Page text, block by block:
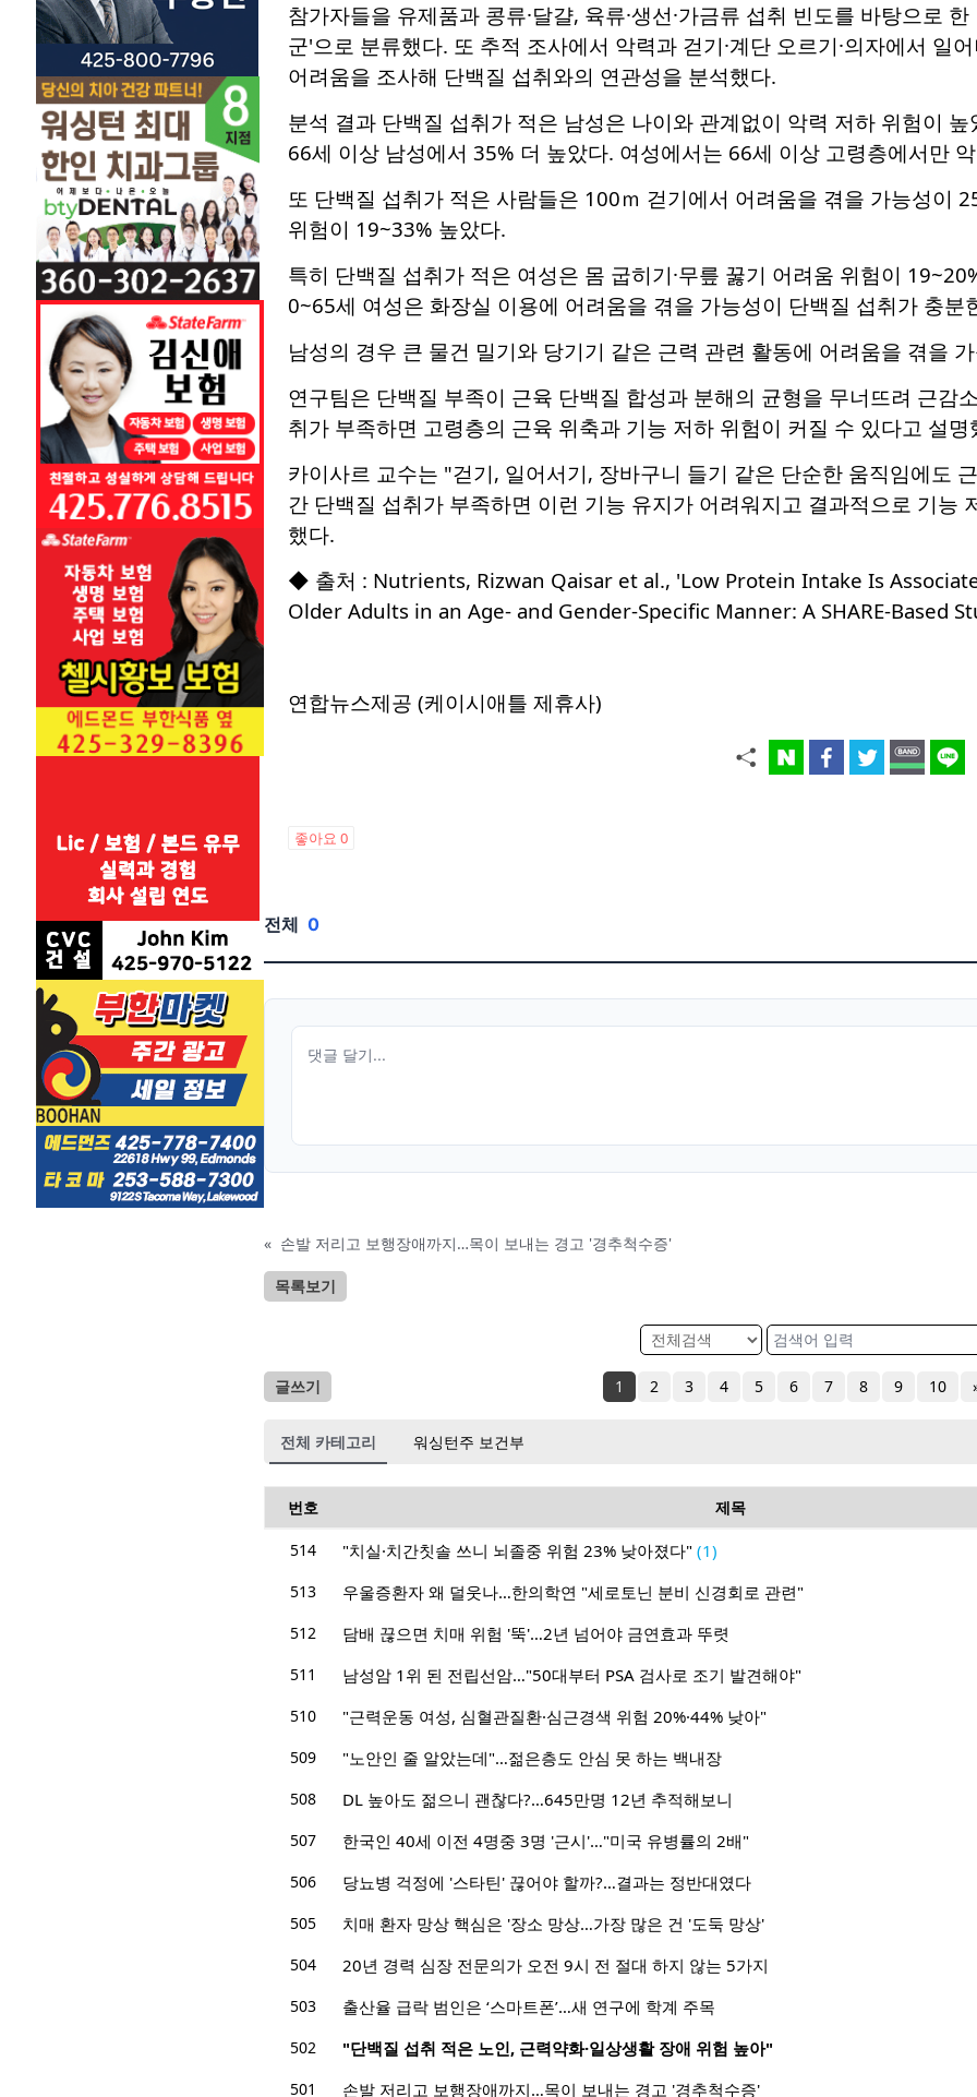
참가자들을 유제품과 콩류·달걀, 육류·생선·가금류 섭취 빈도를 바탕으로
군'으로 분류했다. 또 추적 조사에서 악력과 걷기·계단 오르기·의자에서 일
어려움을 조사해 단백질 섭취와의 연관성을 분석했다.
분석 결과 단백질 섭취가 적은 남성은 나이와 관계없이 악력 저하 위험이
66세 이상 남성에서 35% 더 높았다. 여성에서는 66세 이상 고령층에서만
또 단백질 섭취가 적은 사람들은 100ｍ 걷기에서 어려움을 겪을 가능성이
위험이 19~33% 높았다.
특히 단백질 섭취가 적은 여성은 몸 굽히기·무릎 꿇기 어려움 위험이
0~65세 여성은 화장실 이용에 어려움을 겪을 가능성이 단백질 섭취가 충분
남성의 경우 큰 물건 밀기와 당기기 같은 근력 관련 활동에 어려움을 겪을
연구팀은 단백질 부족이 근육 단백질 합성과 분해의 균형을 무너뜨려 근감
취가 부족하면 고령층의 근육 위축과 기능 저하 위험이 커질 수 있다고 설명
카이사르 교수는 "걷기, 일어서기, 장바구니 들기 같은 단순한 움직임에도
간 단백질 섭취가 부족하면 이런 기능 유지가 어려워지고 결과적으로 기능
했다.
◆ 출처 : Nutrients, Rizwan Qaisar et al., 'Low Protein Intake Is
Older Adults in an Age- and Gender-Specific Manner: A SHARE-Based
연합뉴스제공 (케이시애틀 제휴사)
좋아요 0
전체 0
« 손발 저리고 보행장애까지…목이 보내는 경고 '경추척수증'
목록보기
글쓰기 1 2 3 4 5 6 7 8 9 10
전체 카테고리 워싱턴주 보건부
번호 제목
514 "치실·치간칫솔 쓰니 뇌졸중 위험 23% 낮아졌다" (1)
513 우울증환자 왜 덜웃나…한의학연 "세로토닌 분비 신경회로 관련"
512 담배 끊으면 치매 위험 '뚝'…2년 넘어야 금연효과 뚜렷
511 남성암 1위 된 전립선암…"50대부터 PSA 검사로 조기 발견해야"
510 "근력운동 여성, 심혈관질환·심근경색 위험 20%·44% 낮아"
509 "노안인 줄 알았는데"…젊은층도 안심 못 하는 백내장
508 DL 높아도 젊으니 괜찮다?…645만명 12년 추적해보니
507 한국인 40세 이전 4명중 3명 '근시'…"미국 유병률의 2배"
506 당뇨병 걱정에 '스타틴' 끊어야 할까?…결과는 정반대였다
505 치매 환자 망상 핵심은 '장소 망상…가장 많은 건 '도둑 망상'
504 20년 경력 심장 전문의가 오전 9시 전 절대 하지 않는 5가지
503 출산율 급락 범인은 ‘스마트폰’…새 연구에 학계 주목
502 "단백질 섭취 적은 노인, 근력약화·일상생활 장애 위험 높아"
501 손발 저리고 보행장애까지…목이 보내는 경고 '경추척수증'